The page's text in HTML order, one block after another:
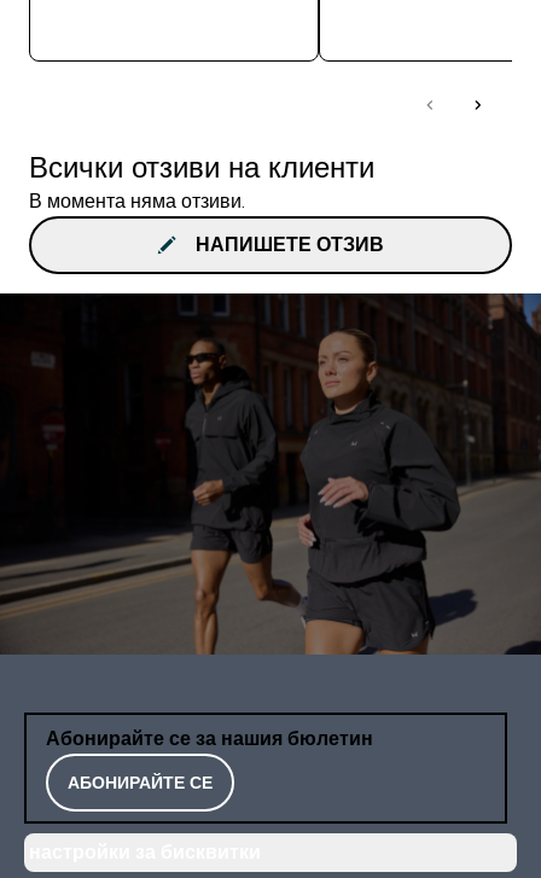
Всички отзиви на клиенти
В момента няма отзиви.
НАПИШЕТЕ ОТЗИВ
Абонирайте се за нашия бюлетин
АБОНИРАЙТЕ СЕ